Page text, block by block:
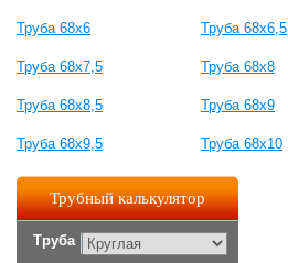
Труба 68x6 Труба 68x6,5
Труба 68x7,5 Труба 68x8
Труба 68x8,5 Труба 68x9
Труба 68x9,5 Труба 68x10
Трубный калькулятор
Труба